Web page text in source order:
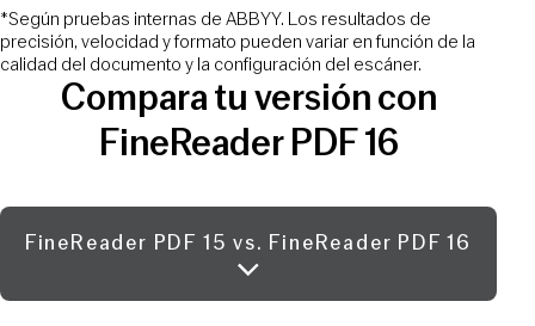
*Según pruebas internas de ABBYY. Los resultados de
precisión, velocidad y formato pueden variar en función de la
calidad del documento y la configuración del escáner.
Compara tu versión con
FineReader PDF 16
FineReader PDF 15 vs. FineReader PDF 16